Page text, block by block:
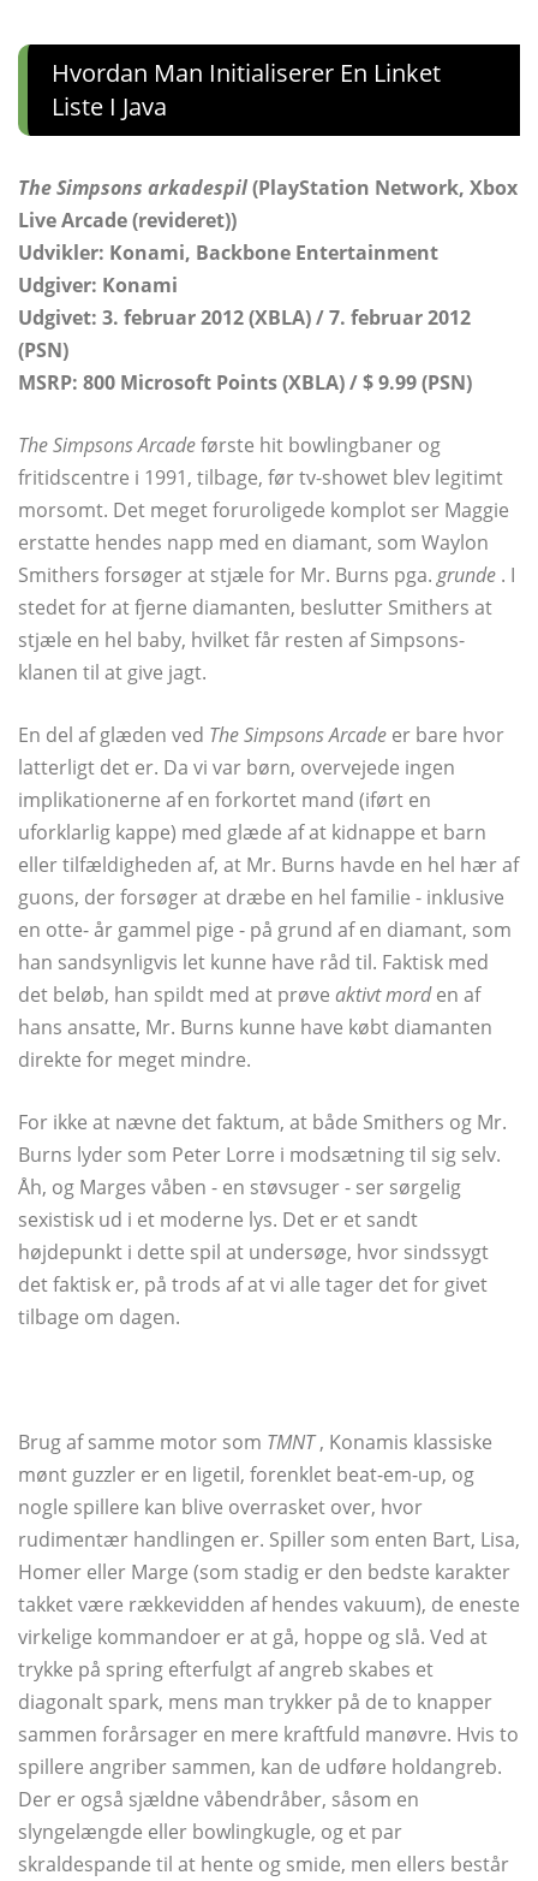
Hvordan Man Initialiserer En Linket
Liste I Java
The Simpsons arkadespil(PlayStation Network, Xbox
Live Arcade (revideret))
Udvikler: Konami, Backbone Entertainment
Udgiver: Konami
Udgivet: 3. februar 2012 (XBLA) / 7. februar 2012
(PSN)
MSRP: 800 Microsoft Points (XBLA) / $ 9.99 (PSN)
The Simpsons Arcadeførste hit bowlingbaner og
fritidscentre i 1991, tilbage, før tv-showet blev legitimt
morsomt. Det meget foruroligede komplot ser Maggie
erstatte hendes napp med en diamant, som Waylon
Smithers forsøger at stjæle for Mr. Burns pga. grunde . I
stedet for at fjerne diamanten, beslutter Smithers at
stjæle en hel baby, hvilket får resten af ​​Simpsons-
klanen til at give jagt.
En del af glæden ved The Simpsons Arcade er bare hvor
latterligt det er. Da vi var børn, overvejede ingen
implikationerne af en forkortet mand (iført en
uforklarlig kappe) med glæde af at kidnappe et barn
eller tilfældigheden af, at Mr. Burns havde en hel hær af
guons, der forsøger at dræbe en hel familie - inklusive
en otte- år gammel pige - på grund af en diamant, som
han sandsynligvis let kunne have råd til. Faktisk med
det beløb, han spildt med at prøve aktivt morden af ​​
hans ansatte, Mr. Burns kunne have købt diamanten
direkte for meget mindre.
For ikke at nævne det faktum, at både Smithers og Mr.
Burns lyder som Peter Lorre i modsætning til sig selv.
Åh, og Marges våben - en støvsuger - ser sørgelig
sexistisk ud i et moderne lys. Det er et sandt
højdepunkt i dette spil at undersøge, hvor sindssygt
det faktisk er, på trods af at vi alle tager det for givet
tilbage om dagen.
Brug af samme motor som TMNT, Konamis klassiske
mønt guzzler er en ligetil, forenklet beat-em-up, og
nogle spillere kan blive overrasket over, hvor
rudimentær handlingen er. Spiller som enten Bart, Lisa,
Homer eller Marge (som stadig er den bedste karakter
takket være rækkevidden af ​​hendes vakuum), de eneste
virkelige kommandoer er at gå, hoppe og slå. Ved at
trykke på spring efterfulgt af angreb skabes et
diagonalt spark, mens man trykker på de to knapper
sammen forårsager en mere kraftfuld manøvre. Hvis to
spillere angriber sammen, kan de udføre holdangreb.
Der er også sjældne våbendråber, såsom en
slyngelængde eller bowlingkugle, og et par
skraldespande til at hente og smide, men ellers består